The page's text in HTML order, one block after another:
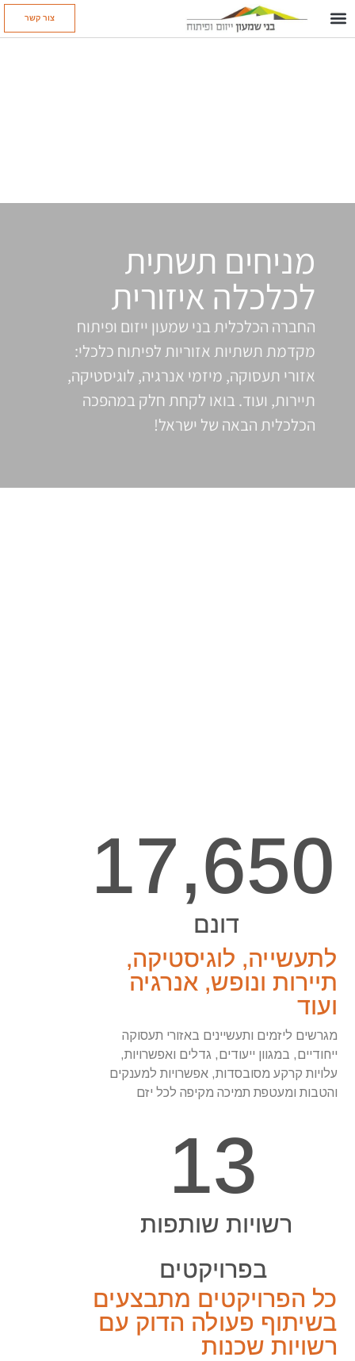
צור קשר
מניחים תשתית
לכלכלה איזורית
החברה הכלכלית בני שמעון ייזום ופיתוח
מקדמת תשתיות אזוריות לפיתוח כלכלי:
אזורי תעסוקה, מיזמי אנרגיה, לוגיסטיקה,
תיירות, ועוד. בואו לקחת חלק במהפכה
הכלכלית הבאה של ישראל!
17,650
דונם
לתעשייה, לוגיסטיקה,
תיירות ונופש, אנרגיה
ועוד
מגרשים ליזמים ותעשיינים באזורי תעסוקה
ייחודיים, במגוון ייעודים, גדלים ואפשרויות,
עלויות קרקע מסובסדות, אפשרויות למענקים
והטבות ומעטפת תמיכה מקיפה לכל יזם
13
בפרויקטים
כל הפרויקטים מתבצעים
בשיתוף פעולה הדוק עם
רשויות שכנות